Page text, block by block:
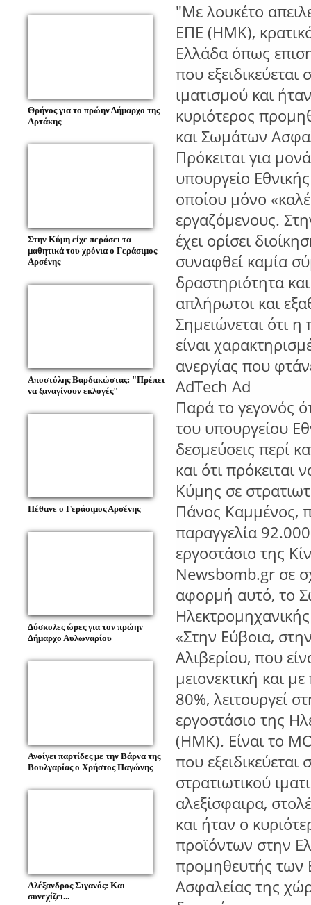
Θρήνος για το πρώην Δήμαρχο της
Αρτάκης
Στην Κύμη είχε περάσει τα
μαθητικά του χρόνια ο Γεράσιμος
Αρσένης
Αποστόλης Βαρδακώστας: "Πρέπει
να ξαναγίνουν εκλογές"
Πέθανε ο Γεράσιμος Αρσένης
Δύσκολες ώρες για τον πρώην
Δήμαρχο Αυλωναρίου
Ανοίγει παρτίδες με την Βάρνα της
Βουλγαρίας ο Χρήστος Παγώνης
Αλέξανδρος Σιγανός: Και
συνεχίζει...
"Με λουκέτο
ΕΠΕ (ΗΜΚ),
Ελλάδα όπως
που
ιματισμού και
κυριότερος
και Σωμάτων
Πρόκειται για
υπουργείο
οποίου μόνο
εργαζόμενους.
έχει ορίσει
συναφθεί καμία
δραστηριότητα
απλήρωτοι και
Σημειώνεται ότι
είναι
ανεργίας που
AdTech Ad
Παρά το γεγονός
του υπουργείου
δεσμεύσεις περί
και ότι
Κύμης σε
Πάνος Καμμένος,
παραγγελία
εργοστάσιο της
Newsbomb.gr σε
αφορμή αυτό, το
«Στην Εύβοια,
Αλιβερίου, που
μειονεκτική και
80%, λειτουργεί
εργοστάσιο της
(ΗΜΚ). Είναι το
που
στρατιωτικού
αλεξίσφαιρα,
και ήταν ο
προϊόντων στην
προμηθευτής
Ασφαλείας της